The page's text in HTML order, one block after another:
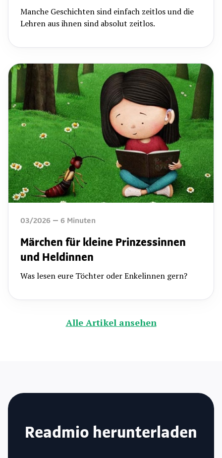
Manche Geschichten sind einfach zeitlos und die
Lehren aus ihnen sind absolut zeitlos.
03/2026 6 Minuten
Märchen für kleine Prinzessinnen
und Heldinnen
Was lesen eure Töchter oder Enkelinnen gern?
Alle Artikel ansehen
Readmio herunterladen